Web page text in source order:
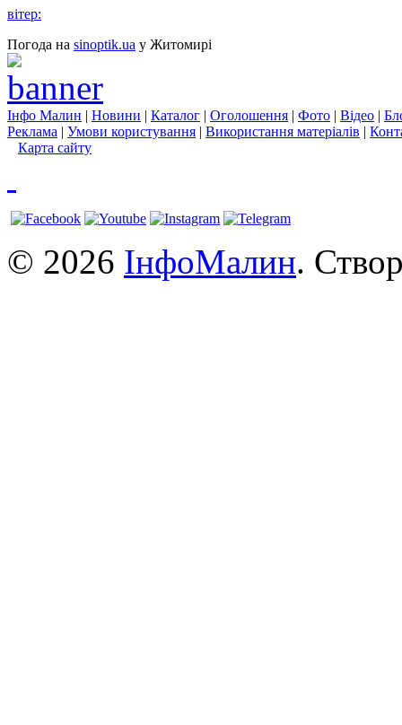
вітер:
Погода на sinoptik.ua у Житомирі
Інфо Малин | Новини | Каталог | Оголошення | Фото | Відео |
Реклама | Умови користування | Використання матеріалів |
Карта сайту
© 2026 ІнфоМалин.